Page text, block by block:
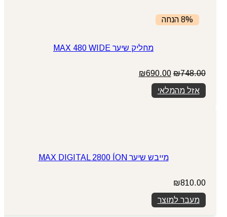
8% הנחה
מחליק שיער MAX 480 WIDE
₪748.00
המחיר
המקורי
היה:
₪748.00.
₪690.00
אזל מהמלאי
מייבש שיער MAX DIGITAL 2800 ÍON
₪810.00
מעבר למוצר